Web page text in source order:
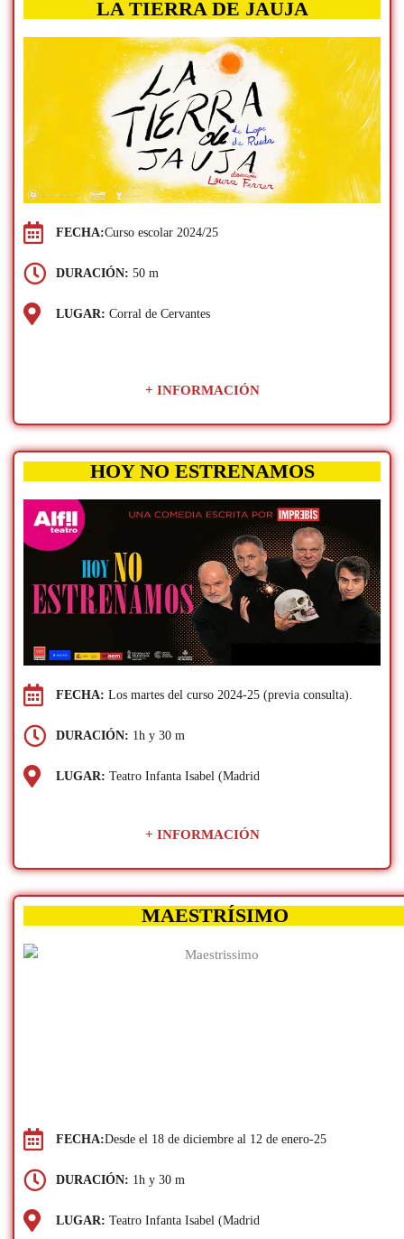
LA TIERRA DE JAUJA
FECHA:Curso escolar 2024/25
DURACIÓN: 50 m
LUGAR: Corral de Cervantes
+ INFORMACIÓN
HOY NO ESTRENAMOS
FECHA: Los martes del curso 2024-25 (previa consulta).
DURACIÓN: 1h y 30 m
LUGAR: Teatro Infanta Isabel (Madrid
+ INFORMACIÓN
MAESTRÍSIMO
FECHA:Desde el 18 de diciembre al 12 de enero-25
DURACIÓN: 1h y 30 m
LUGAR: Teatro Infanta Isabel (Madrid